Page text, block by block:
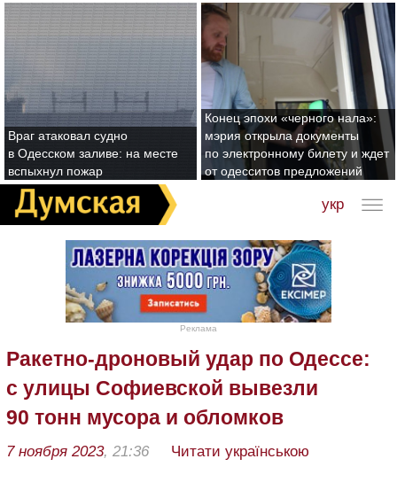
Враг атаковал судно
в Одесском заливе: на месте
вспыхнул пожар
Конец эпохи «черного нала»:
мэрия открыла документы
по электронному билету и ждет
от одесситов предложений
укр
Реклама
Ракетно-дроновый удар по Одессе:
с улицы Софиевской вывезли
90 тонн мусора и обломков
7 ноября 2023, 21:36 Читати українською